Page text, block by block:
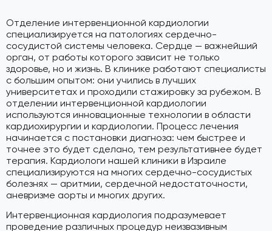
Отделение интервенционной кардиологии
специализируется на патологиях сердечно-
сосудистой системы человека. Сердце — важнейший
орган, от работы которого зависит не только
здоровье, но и жизнь. В клинике работают специалисты
с большим опытом: они учились в лучших
университетах и проходили стажировку за рубежом. В
отделении интервенционной кардиологии
используются инновационные технологии в области
кардиохирургии и кардиологии. Процесс лечения
начинается с постановки диагноза: чем быстрее и
точнее это будет сделано, тем результативнее будет
терапия. Кардиологи нашей клиники в Израиле
специализируются на многих сердечно-сосудистых
болезнях — аритмии, сердечной недостаточности,
аневризме аорты и многих других.
Интервенционная кардиология подразумевает
проведение различных процедур неизвазивным